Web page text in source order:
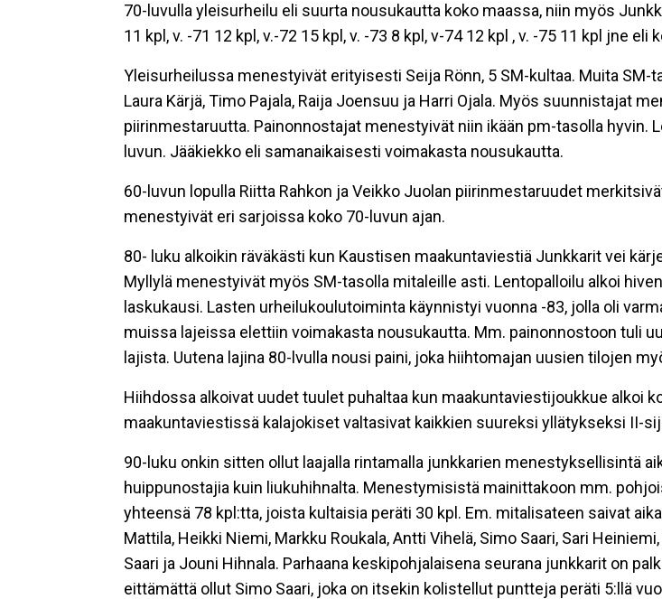
70-luvulla yleisurheilu eli suurta nousukautta koko maassa, niin myös
11 kpl, v. -71 12 kpl, v.-72 15 kpl, v. -73 8 kpl, v-74 12 kpl , v. -75 11 kpl jne
Yleisurheilussa menestyivät erityisesti Seija Rönn, 5 SM-kultaa. Muita SM-
Laura Kärjä, Timo Pajala, Raija Joensuu ja Harri Ojala. Myös suunnistajat
piirinmestaruutta. Painonnostajat menestyivät niin ikään pm-tasolla hyvin.
luvun. Jääkiekko eli samanaikaisesti voimakasta nousukautta.
60-luvun lopulla Riitta Rahkon ja Veikko Juolan piirinmestaruudet
menestyivät eri sarjoissa koko 70-luvun ajan.
80- luku alkoikin räväkästi kun Kaustisen maakuntaviestiä Junkkarit vei
Myllylä menestyivät myös SM-tasolla mitaleille asti. Lentopalloilu alkoi
laskukausi. Lasten urheilukoulutoiminta käynnistyi vuonna -83, jolla oli
muissa lajeissa elettiin voimakasta nousukautta. Mm. painonnostoon tuli
lajista. Uutena lajina 80-lvulla nousi paini, joka hiihtomajan uusien tilojen
Hiihdossa alkoivat uudet tuulet puhaltaa kun maakuntaviestijoukkue alkoi
maakuntaviestissä kalajokiset valtasivat kaikkien suureksi yllätykseksi II-
90-luku onkin sitten ollut laajalla rintamalla junkkarien menestyksellisintä
huippunostajia kuin liukuhihnalta. Menestymisistä mainittakoon mm.
yhteensä 78 kpl:tta, joista kultaisia peräti 30 kpl. Em. mitalisateen saivat
Mattila, Heikki Niemi, Markku Roukala, Antti Vihelä, Simo Saari, Sari
Saari ja Jouni Hihnala. Parhaana keskipohjalaisena seurana junkkarit on
eittämättä ollut Simo Saari, joka on itsekin kolistellut puntteja peräti 5:llä